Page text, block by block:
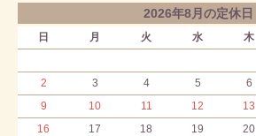
2026年8月の定休日
日 月 火 水 木
2
3 4 5 6
9
10 11 12 13
16
17 18 19 20